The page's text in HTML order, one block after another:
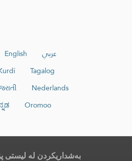
عربي English
Tagalog
Nederlands
Oromoo
بەشداریکردن لە لیستی